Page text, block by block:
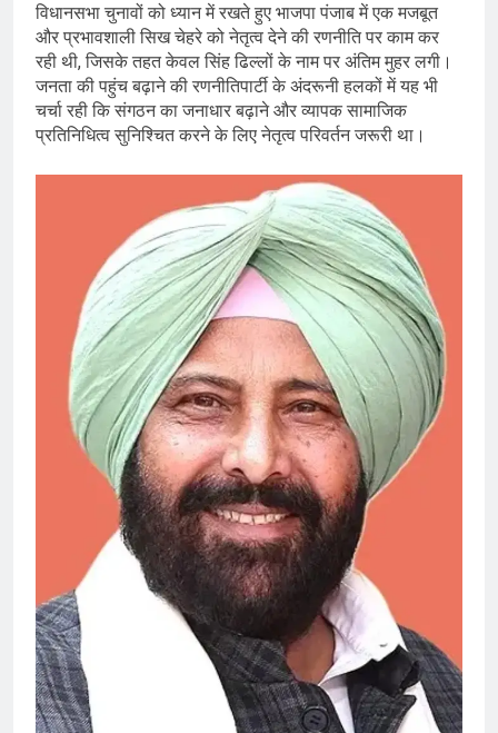
विधानसभा चुनावों को ध्यान में रखते हुए भाजपा पंजाब में एक मजबूत
और प्रभावशाली सिख चेहरे को नेतृत्व देने की रणनीति पर काम कर
रही थी, जिसके तहत केवल सिंह ढिल्लों के नाम पर अंतिम मुहर लगी।
जनता की पहुंच बढ़ाने की रणनीतिपार्टी के अंदरूनी हलकों में यह भी
चर्चा रही कि संगठन का जनाधार बढ़ाने और व्यापक सामाजिक
प्रतिनिधित्व सुनिश्चित करने के लिए नेतृत्व परिवर्तन जरूरी था।